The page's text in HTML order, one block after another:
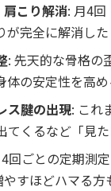
こり解消: 月4
完全に解消し
: 先天的な骨格の
の安定性を高め
ス腱の出現: これ
くるなど「見
回ごとの定期測
すほどハマる方